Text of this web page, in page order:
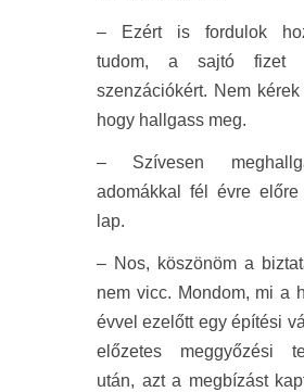
– Ezért is fordulok
tudom, a sajtó fizet
szenzációkért. Nem
hogy hallgass meg.
– Szívesen
adomákkal fél évre
lap.
– Nos, köszönöm a
nem vicc. Mondom, mi a
évvel ezelőtt egy építési
előzetes meggyőzési
után, azt a megbízást